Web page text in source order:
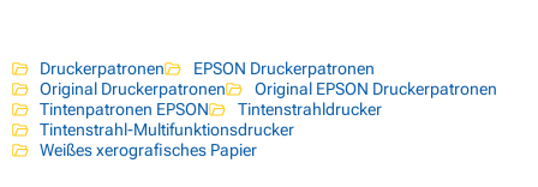
Druckerpatronen
EPSON Druckerpatronen
Original Druckerpatronen
Original EPSON Druckerpatronen
Tintenpatronen EPSON
Tintenstrahldrucker
Tintenstrahl-Multifunktionsdrucker
Weißes xerografisches Papier